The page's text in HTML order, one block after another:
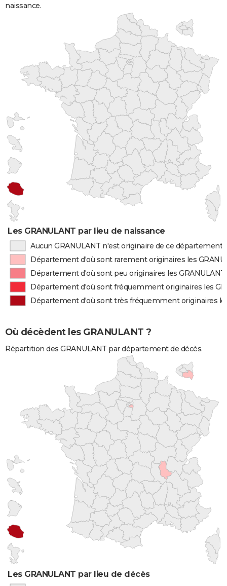
naissance.
Les GRANULANT par lieu de naissance
Aucun GRANULANT n'est originaire de ce département
Département d'où sont rarement originaires les
Département d'où sont peu originaires les GRANULANT
Département d'où sont fréquemment originaires les
Département d'où sont très fréquemment originaires
Où décèdent les GRANULANT ?
Répartition des GRANULANT par département de décès.
Les GRANULANT par lieu de décès